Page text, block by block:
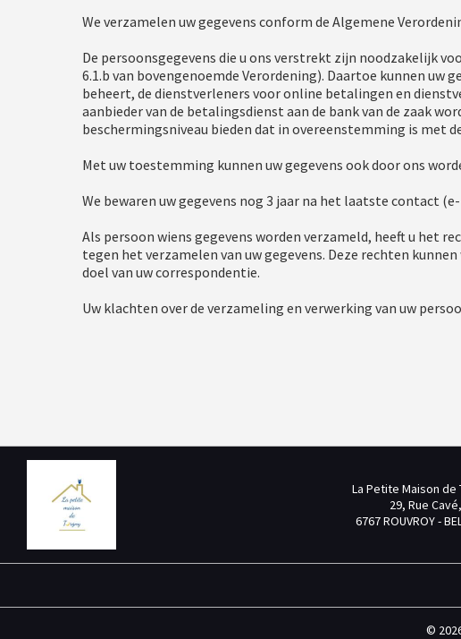
We verzamelen uw gegevens conform de Algemene
De persoonsgegevens die u ons verstrekt zijn noodzakelijk
6.1.b van bovengenoemde Verordening). Daartoe kunnen
beheert, de dienstverleners voor online betalingen en
aanbieder van de betalingsdienst aan de bank van de zaak
beschermingsniveau bieden dat in overeenstemming is met
Met uw toestemming kunnen uw gegevens ook door ons
We bewaren uw gegevens nog 3 jaar na het laatste contact
Als persoon wiens gegevens worden verzameld, heeft u het
tegen het verzamelen van uw gegevens. Deze rechten
doel van uw correspondentie.
Uw klachten over de verzameling en verwerking van uw
La Petite Maison de
29, Rue Cavé,
6767 ROUVROY -
©